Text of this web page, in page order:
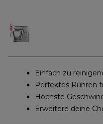
Einfach zu
Perfektes Rühren
Höchste
Erweitere deine